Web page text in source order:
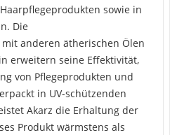
sowie in
Die
anderen ätherischen Ölen
erweitern seine Effektivität,
von Pflegeprodukten und
in UV-schützenden
Akarz die Erhaltung der
Produkt wärmstens als